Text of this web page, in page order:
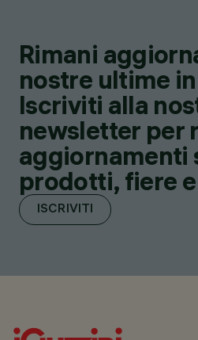
Rimani
nostre ultime
Iscriviti alla
newsletter per
aggiornamenti
prodotti, fiere
ISCRIVITI